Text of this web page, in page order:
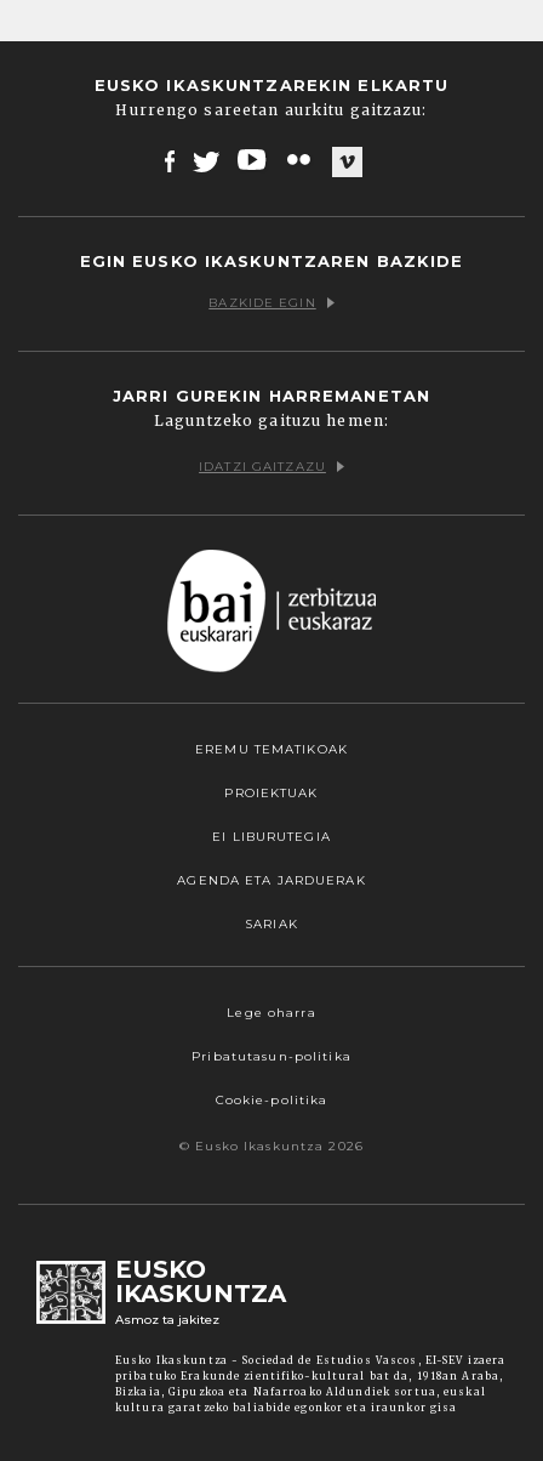
EUSKO IKASKUNTZAREKIN ELKARTU
Hurrengo sareetan aurkitu gaitzazu:
EGIN EUSKO IKASKUNTZAREN BAZKIDE
BAZKIDE EGIN
JARRI GUREKIN HARREMANETAN
Laguntzeko gaituzu hemen:
IDATZI GAITZAZU
EREMU TEMATIKOAK
PROIEKTUAK
EI LIBURUTEGIA
AGENDA ETA JARDUERAK
SARIAK
Lege oharra
Pribatutasun-politika
Cookie-politika
© Eusko Ikaskuntza 2026
EUSKO
IKASKUNTZA
Asmoz ta jakitez
Eusko Ikaskuntza - Sociedad de Estudios Vascos, EI-SEV izaera
pribatuko Erakunde zientifiko-kultural bat da, 1918an Araba,
Bizkaia, Gipuzkoa eta Nafarroako Aldundiek sortua, euskal
kultura garatzeko baliabide egonkor eta iraunkor gisa
propioak zein hirugarrenenak. Hautatu
nabigatzeko nahiago duzun cookie aukera.
Cookie batzuk blokeatu nahi badituzu, egin klik
"konfigurazioa" aukeran. "Onartzen dut" botoia
cookie politika onartzen duzula adierazten ari
gehiago lortzeko.
Konfiguratu